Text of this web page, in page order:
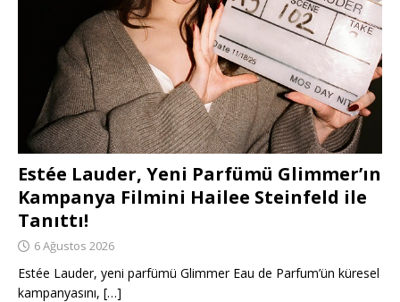
Estée Lauder, Yeni Parfümü Glimmer’ın
Kampanya Filmini Hailee Steinfeld ile
Tanıttı!
6 Ağustos 2026
Estée Lauder, yeni parfümü Glimmer Eau de Parfum’ün küresel
kampanyasını, […]